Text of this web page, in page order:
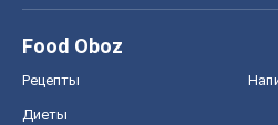
Food Oboz
Рецепты
Диеты